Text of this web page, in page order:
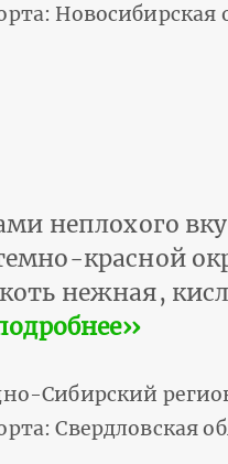
Новосибирская
неплохого
красной
нежная,
Сибирский
Свердловская